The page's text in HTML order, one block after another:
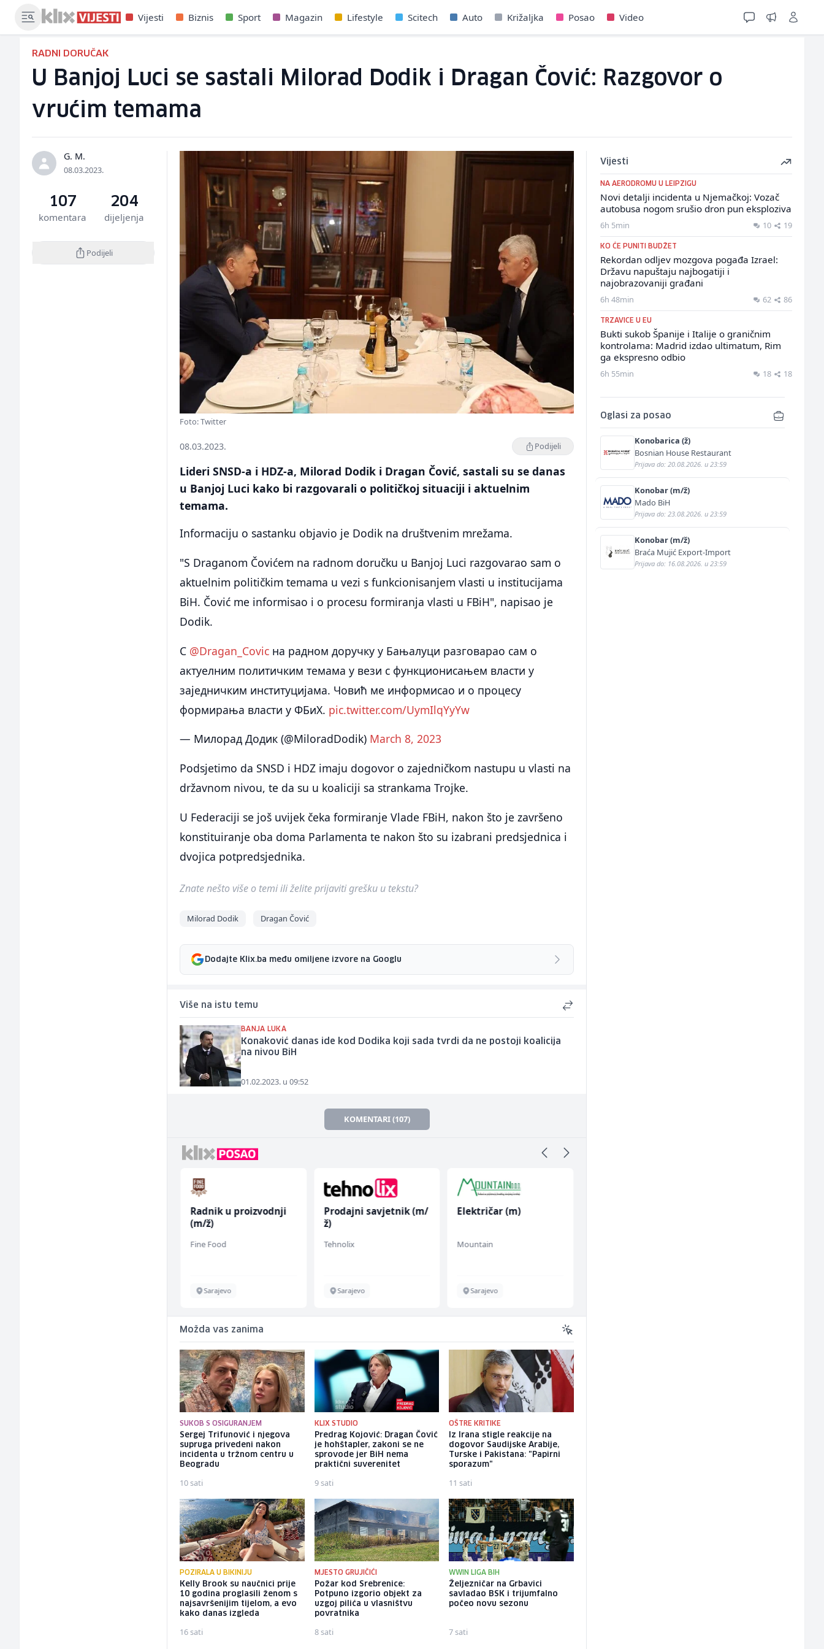
Vijesti Biznis Sport Magazin Lifestyle Scitech Auto Križaljka Posao Video
RADNI DORUČAK
U Banjoj Luci se sastali Milorad Dodik i Dragan Čović: Razgovor o
vrućim temama
G. M.
08.03.2023.
107
komentara
204
dijeljenja
Podijeli
Foto: Twitter
08.03.2023. Podijeli
Lideri SNSD-a i HDZ-a, Milorad Dodik i Dragan Čović, sastali su se danas
u Banjoj Luci kako bi razgovarali o političkoj situaciji i aktuelnim
temama.
Informaciju o sastanku objavio je Dodik na društvenim mrežama.
"S Draganom Čovićem na radnom doručku u Banjoj Luci razgovarao sam o
aktuelnim političkim temama u vezi s funkcionisanjem vlasti u institucijama
BiH. Čović me informisao i o procesu formiranja vlasti u FBiH", napisao je
Dodik.
С @Dragan_Covic на радном доручку у Бањалуци разговараo сaм о
актуелним политичким темама у вези с функционисањем власти у
заједничким институцијама. Човић ме информисао и о процесу
формирања власти у ФБиХ. pic.twitter.com/UymIlqYyYw
— Милорад Додик (@MiloradDodik) March 8, 2023
Podsjetimo da SNSD i HDZ imaju dogovor o zajedničkom nastupu u vlasti na
državnom nivou, te da su u koaliciji sa strankama Trojke.
U Federaciji se još uvijek čeka formiranje Vlade FBiH, nakon što je završeno
konstituiranje oba doma Parlamenta te nakon što su izabrani predsjednica i
dvojica potpredsjednika.
Znate nešto više o temi ili želite prijaviti grešku u tekstu?
Milorad Dodik Dragan Čović
Dodajte Klix.ba među omiljene izvore na Googlu
Više na istu temu
BANJA LUKA
Konaković danas ide kod Dodika koji sada tvrdi da ne postoji koalicija
na nivou BiH
01.02.2023. u 09:52
KOMENTARI (107)
Radnik u proizvodnji
(m/ž)
Fine Food
Sarajevo
Prodajni savjetnik (m/
ž)
Tehnolix
Sarajevo
Električar (m)
Mountain
Sarajevo
Možda vas zanima
SUKOB S OSIGURANJEM
Sergej Trifunović i njegova
supruga privedeni nakon
incidenta u tržnom centru u
Beogradu
10 sati
KLIX STUDIO
Predrag Kojović: Dragan Čović
je hohštapler, zakoni se ne
sprovode jer BiH nema
praktični suverenitet
9 sati
OŠTRE KRITIKE
Iz Irana stigle reakcije na
dogovor Saudijske Arabije,
Turske i Pakistana: "Papirni
sporazum"
11 sati
POZIRALA U BIKINIJU
Kelly Brook su naučnici prije
10 godina proglasili ženom s
najsavršenijim tijelom, a evo
kako danas izgleda
16 sati
MJESTO GRUJIČIĆI
Požar kod Srebrenice:
Potpuno izgorio objekt za
uzgoj pilića u vlasništvu
povratnika
8 sati
WWIN LIGA BIH
Željezničar na Grbavici
savladao BSK i trijumfalno
počeo novu sezonu
7 sati
Vijesti
NA AERODROMU U LEIPZIGU
Novi detalji incidenta u Njemačkoj: Vozač
autobusa nogom srušio dron pun eksploziva
6h 5min 10 19
KO ĆE PUNITI BUDŽET
Rekordan odljev mozgova pogađa Izrael:
Državu napuštaju najbogatiji i
najobrazovaniji građani
6h 48min 62 86
TRZAVICE U EU
Bukti sukob Španije i Italije o graničnim
kontrolama: Madrid izdao ultimatum, Rim
ga ekspresno odbio
6h 55min 18 18
Oglasi za posao
Konobarica (ž)
Bosnian House Restaurant
Prijava do: 20.08.2026. u 23:59
Konobar (m/ž)
Mado BiH
Prijava do: 23.08.2026. u 23:59
Konobar (m/ž)
Braća Mujić Export-Import
Prijava do: 16.08.2026. u 23:59